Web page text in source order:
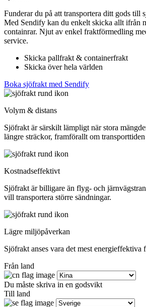
Funderar du på att transportera ditt gods till
Med Sendify kan du enkelt skicka allt ifrån
containrar. Njut av enkel fraktförmedling
service.
Skicka pallfrakt & containerfrakt
Skicka över hela världen
Boka sjöfrakt med Sendify
Volym & distans
Sjöfrakt är särskilt lämpligt när stora
längre sträckor, framförallt om
Kostnadseffektivt
Sjöfrakt är billigare än flyg- och
vill transportera större sändningar.
Lägre miljöpåverkan
Sjöfrakt anses vara det mest energieffektiva
Från land
Du måste skriva in en godsvikt
Till land